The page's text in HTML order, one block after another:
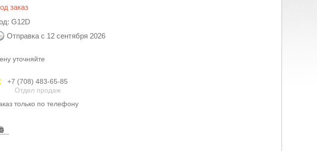
заказ
G12D
Отправка с 12 сентября 2026
уточняйте
+7 (708) 483-65-85
Отдел продаж
только по телефону